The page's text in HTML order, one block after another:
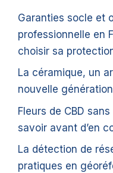
Garanties socle et
professionnelle en
choisir sa
La céramique, un
nouvelle génération
Fleurs de CBD
savoir avant d’en
La détection de
pratiques en